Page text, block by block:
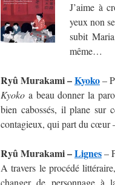
J’aime à
yeux non
subit
même…
Ryû Murakami –Kyoko–
Kyoko a beau donner la
bien cabossés, il plane sur
contagieux, qui part du cœur
Ryû Murakami –Lignes–
A travers le procédé
changer de personnage à